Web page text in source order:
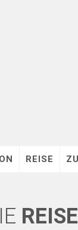
REISE
REISE